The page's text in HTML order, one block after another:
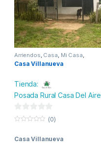
Arriendos Casa Mi Casa
Permuta
Casa Villanueva
Tienda:
Posada Rural Casa Del Aire
0
e
u
(0)
Casa Villanueva